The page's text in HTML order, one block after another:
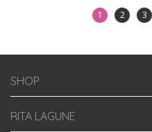
1 2 3
SHOP
RITA LAGUNE